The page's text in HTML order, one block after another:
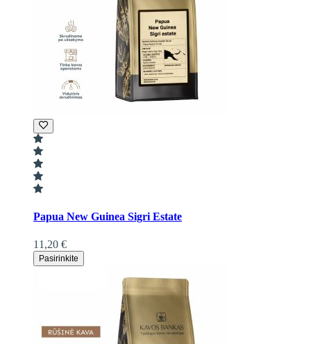
Papua New Guinea Sigri Estate
11,20 €
Pasirinkite